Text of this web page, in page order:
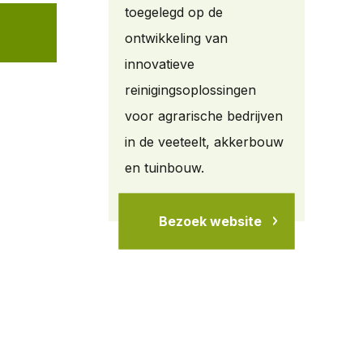
toegelegd op de
ontwikkeling van
innovatieve
reinigingsoplossingen
voor agrarische bedrijven
in de veeteelt, akkerbouw
en tuinbouw.
Bezoek website